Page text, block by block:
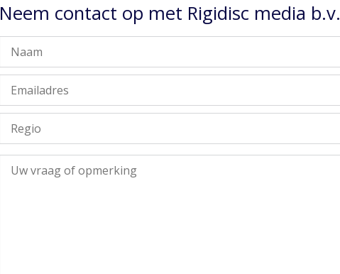
Neem contact op met Rigidisc media b.v.